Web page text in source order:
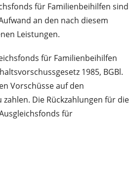
für Familienbeihilfen sind
an den nach diesem
Leistungen.
für Familienbeihilfen
1985, BGBl.
Vorschüsse auf den
Die Rückzahlungen für die
für